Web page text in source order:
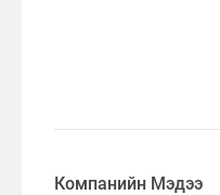
Компанийн Мэдээ